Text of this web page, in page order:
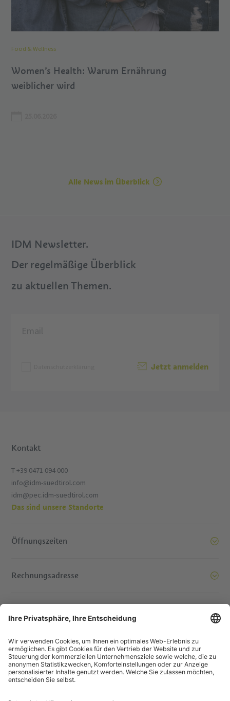
Food & Wellness
Women’s Health: Warum Ernährung
weiblicher wird
Alle News im Überblick
IDM Newsletter.
Der regelmäßige Überblick
zu aktuellen Themen.
Jetzt anmelden
Kontakt
T +39 0471 094 000
info@idm-suedtirol.com
idm@pec.idm-suedtirol.com
Das sind unsere Standorte
Öffnungszeiten
Rechnungsadresse
Bereit, Berge zu versetzen. Kontaktieren Sie uns!